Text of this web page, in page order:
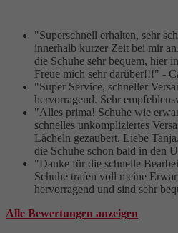
"Superschnell erhalten, sehr
innerhalb kurzer Zeit bei mir
die Schuhe sehr bequem, hier
Freue mich sehr darüber!!!" -
"Super Service, schneller
hervorragend. Sehr
"Alles prima! Schuhe wie
schnelles unkompliziertes
Lächeln gezaubert. Liebe
die Schuhe schon bald in den
"Danke für die schnelle
Schuhe trafen voll meine
hervorragend und sind sehr
Alle Bewertungen anzeigen